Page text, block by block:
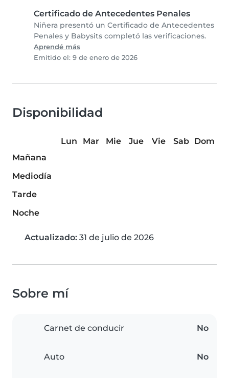
Certificado de Antecedentes Penales
Niñera presentó un Certificado de Antecedentes
Penales y Babysits completó las verificaciones.
Aprendé más
Emitido el: 9 de enero de 2026
Disponibilidad
Lun Mar Mie Jue Vie Sab
Dom
Mañana
Mediodía
Tarde
Noche
Actualizado: 31 de julio de 2026
Sobre mí
Carnet de conducir No
Auto No